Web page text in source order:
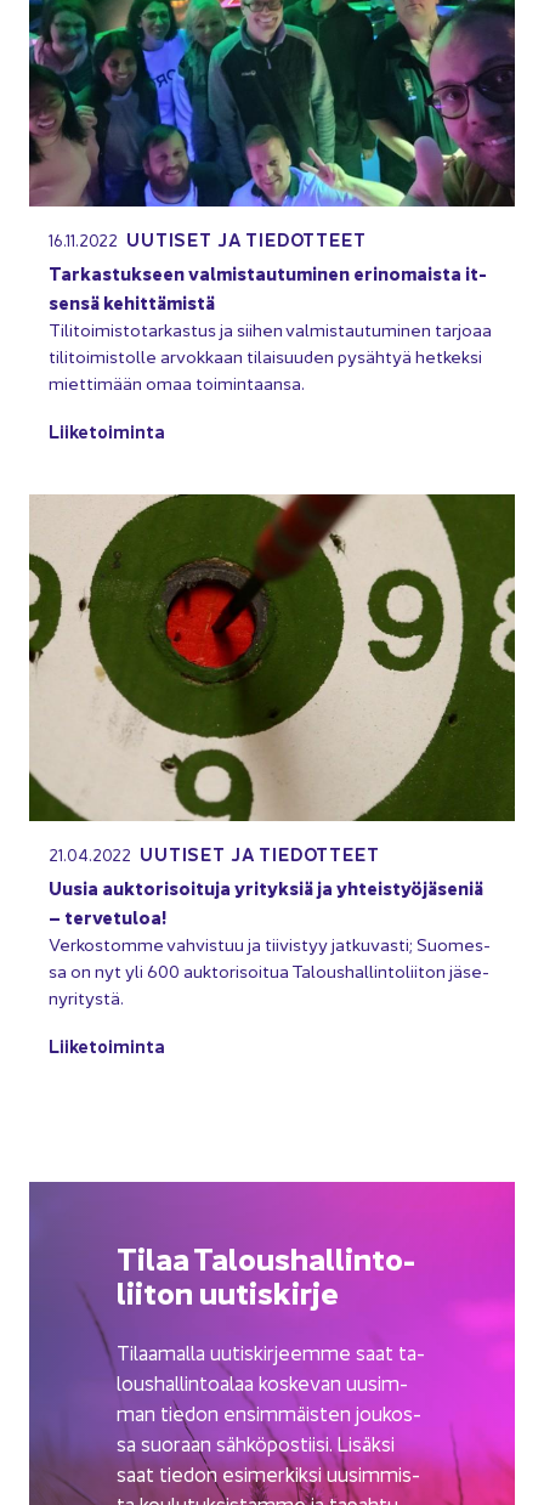
16.11.2022 UU­TI­SET JA TIE­DOT­TEET
Tar­kas­tuk­seen val­mis­tau­tu­mi­nen erin­omais­ta it­
sen­sä ke­hit­tä­mis­tä
Ti­li­toi­mis­to­tar­kas­tus ja sii­hen val­mis­tau­tu­mi­nen tar­jo­aa
ti­li­toi­mis­tol­le ar­vok­kaan ti­lai­suu­den py­säh­tyä het­kek­si
miet­ti­mään omaa toi­min­taan­sa.
Lii­ke­toi­min­ta
21.04.2022 UU­TI­SET JA TIE­DOT­TEET
Uusia auk­to­ri­soi­tu­ja yri­tyk­siä ja yh­teis­työ­jä­se­niä
– ter­ve­tu­loa!
Ver­kos­tom­me vah­vis­tuu ja tii­vis­tyy jat­ku­vas­ti; Suo­mes­
sa on nyt yli 600 auk­to­ri­soi­tua Ta­lous­hal­lin­to­lii­ton jä­se­
ny­ri­tys­tä.
Lii­ke­toi­min­ta
Tilaa Ta­lous­hal­lin­to­
lii­ton uu­tis­kir­je
Ti­laa­mal­la uu­tis­kir­jeem­me saat ta­
lous­hal­lin­toa­laa kos­ke­van uusim­
man tie­don en­sim­mäis­ten jou­kos­
sa suo­raan säh­kö­pos­tii­si. Li­säk­si
saat tie­don esi­mer­kik­si uusim­mis­